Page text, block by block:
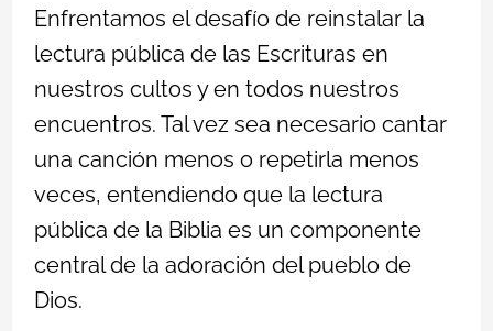
Enfrentamos el desafío de reinstalar la
lectura pública de las Escrituras en
nuestros cultos y en todos nuestros
encuentros. Tal vez sea necesario cantar
una canción menos o repetirla menos
veces, entendiendo que la lectura
pública de la Biblia es un componente
central de la adoración del pueblo de
Dios.